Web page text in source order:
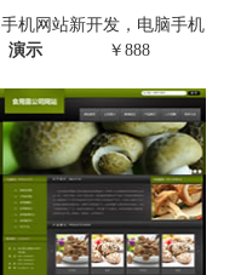
手机网站新开发，电脑手机
演示
￥888